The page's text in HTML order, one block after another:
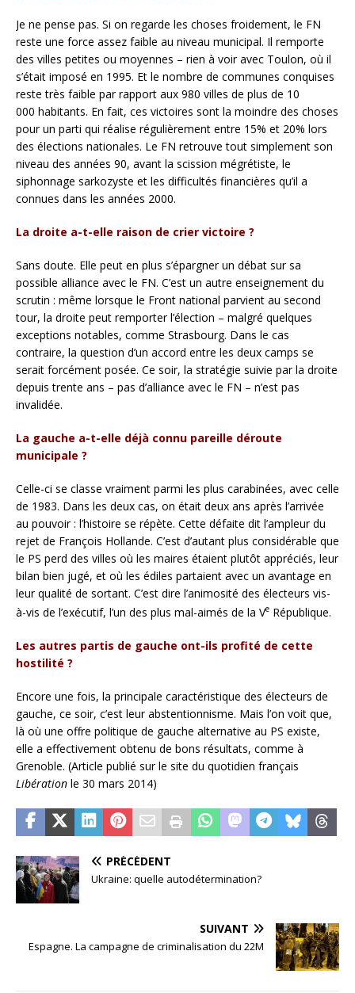
Je ne pense pas. Si on regarde les choses froidement, le FN
reste une force assez faible au niveau municipal. Il remporte
des villes petites ou moyennes – rien à voir avec Toulon, où il
s’était imposé en 1995. Et le nombre de communes conquises
reste très faible par rapport aux 980 villes de plus de 10
000 habitants. En fait, ces victoires sont la moindre des choses
pour un parti qui réalise régulièrement entre 15% et 20% lors
des élections nationales. Le FN retrouve tout simplement son
niveau des années 90, avant la scission mégrétiste, le
siphonnage sarkozyste et les difficultés financières qu’il a
connues dans les années 2000.
La droite a-t-elle raison de crier victoire ?
Sans doute. Elle peut en plus s’épargner un débat sur sa
possible alliance avec le FN. C’est un autre enseignement du
scrutin : même lorsque le Front national parvient au second
tour, la droite peut remporter l’élection – malgré quelques
exceptions notables, comme Strasbourg. Dans le cas
contraire, la question d’un accord entre les deux camps se
serait forcément posée. Ce soir, la stratégie suivie par la droite
depuis trente ans – pas d’alliance avec le FN – n’est pas
invalidée.
La gauche a-t-elle déjà connu pareille déroute
municipale ?
Celle-ci se classe vraiment parmi les plus carabinées, avec celle
de 1983. Dans les deux cas, on était deux ans après l’arrivée
au pouvoir : l’histoire se répète. Cette défaite dit l’ampleur du
rejet de François Hollande. C’est d’autant plus considérable que
le PS perd des villes où les maires étaient plutôt appréciés, leur
bilan bien jugé, et où les édiles partaient avec un avantage en
leur qualité de sortant. C’est dire l’animosité des électeurs vis-
à-vis de l’exécutif, l’un des plus mal-aimés de la Ve République.
Les autres partis de gauche ont-ils profité de cette
hostilité ?
Encore une fois, la principale caractéristique des électeurs de
gauche, ce soir, c’est leur abstentionnisme. Mais l’on voit que,
là où une offre politique de gauche alternative au PS existe,
elle a effectivement obtenu de bons résultats, comme à
Grenoble. (Article publié sur le site du quotidien français
Libération le 30 mars 2014)
PRÉCÉDENT
Ukraine: quelle autodétermination?
SUIVANT
Espagne. La campagne de criminalisation du 22M